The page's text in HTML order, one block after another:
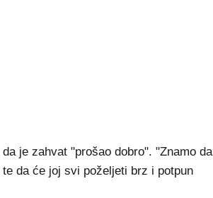
je zahvat "prošao dobro". "Znamo da
da će joj svi poželjeti brz i potpun